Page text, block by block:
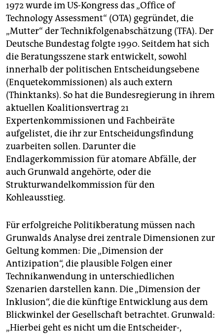
1972 wurde im US-Kongress das „Office of
Technology Assessment“ (OTA) gegründet, die
„Mutter“ der Technikfolgenabschätzung (TFA). Der
Deutsche Bundestag folgte 1990. Seitdem hat sich
die Beratungsszene stark entwickelt, sowohl
innerhalb der politischen Entscheidungsebene
(Enquetekommissionen) als auch extern
(Thinktanks). So hat die Bundesregierung in ihrem
aktuellen Koalitionsvertrag 21
Expertenkommissionen und Fachbeiräte
aufgelistet, die ihr zur Entscheidungsfindung
zuarbeiten sollen. Darunter die
Endlagerkommission für atomare Abfälle, der
auch Grunwald angehörte, oder die
Strukturwandelkommission für den
Kohleausstieg.
Für erfolgreiche Politikberatung müssen nach
Grunwalds Analyse drei zentrale Dimensionen zur
Geltung kommen: Die „Dimension der
Antizipation“, die plausible Folgen einer
Technikanwendung in unterschiedlichen
Szenarien darstellen kann. Die „Dimension der
Inklusion“, die die künftige Entwicklung aus dem
Blickwinkel der Gesellschaft betrachtet. Grunwald:
„Hierbei geht es nicht um die Entscheider-,